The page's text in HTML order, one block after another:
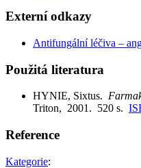
Externí odkazy
Antifungální léčiva –
Použitá literatura
HYNIE, Sixtus.
Triton, 2001. 520 s.
Reference
Kategorie: